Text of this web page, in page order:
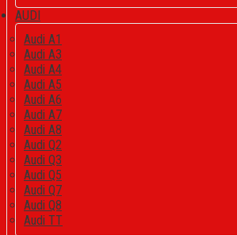
AUDI
Audi A1
Audi A3
Audi A4
Audi A5
Audi A6
Audi A7
Audi A8
Audi Q2
Audi Q3
Audi Q5
Audi Q7
Audi Q8
Audi TT